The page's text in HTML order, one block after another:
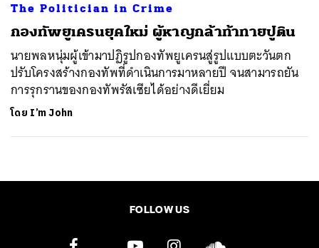
The Politician in Crime
กองทัพยูเครนยุคใหม่ ผู้หาญกล้าท้าทายปูติน
นายพลหนุ่มผู้เข้ามาปฏิรูปกองทัพยูเครนสู่รูปแบบตะวันตก
ปรับโครงสร้างกองทัพที่ดำเนินการมาหลายปี จนสามารถยัน
การรุกรานของกองทัพรัสเซียได้อย่างดีเยี่ยม
โดย I’m John
FOLLOW US